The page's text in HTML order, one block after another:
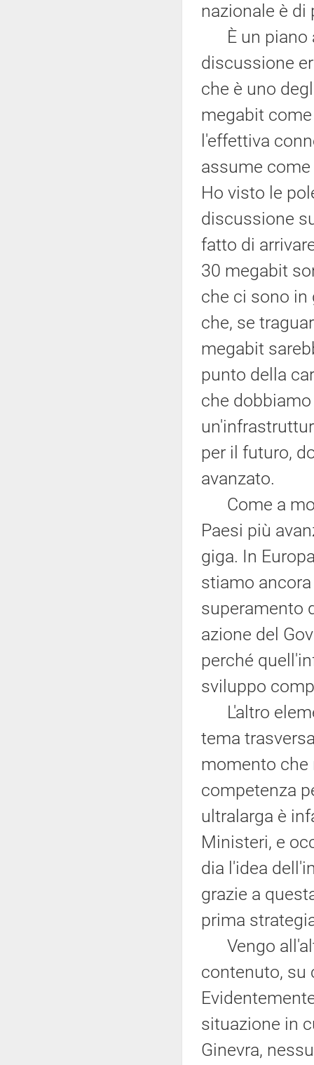
nazionale è di
È un piano
discussione
che è uno
megabit
l'effettiva
assume
Ho visto le
discussione
fatto di
30 megabit
che ci sono in
che, se
megabit
punto della
che
per il futuro,
avanzato.
Come a
Paesi più
giga. In
stiamo
superamento
azione del
perché
sviluppo
L'altro
tema
momento che
competenza
ultralarga è
Ministeri, e
dia l'idea
grazie a
prima
Vengo
contenuto, su
situazione in
Ginevra,